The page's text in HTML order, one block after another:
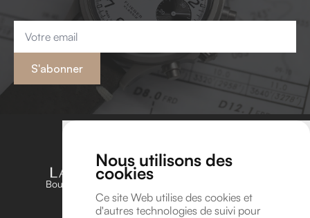
Nous utilisons des
cookies
Ce site Web utilise des cookies et
d'autres technologies de suivi pour
S'abonner
Boutique unique dédiée aux amateurs et passionnés
d’horlogerie en Belgique
Suivez-nous sur Instagram !